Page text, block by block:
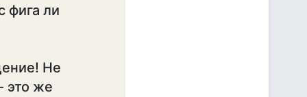
фига ли
Не
это же